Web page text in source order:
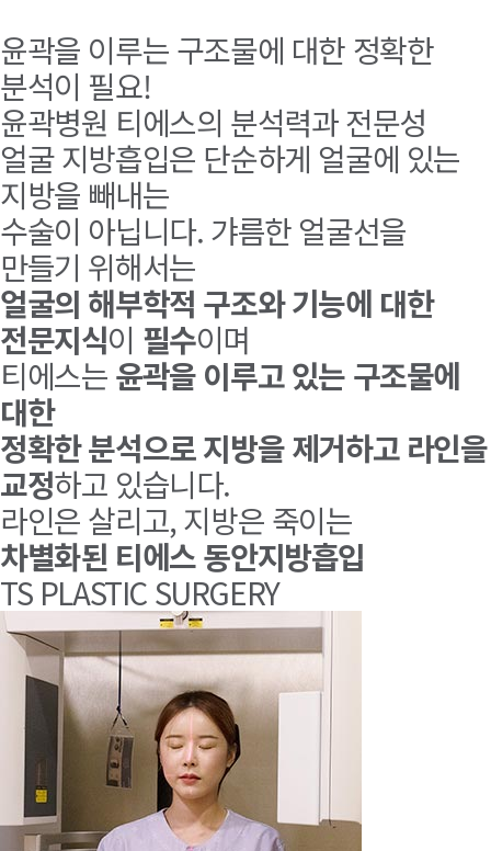
윤곽을 이루는 구조물에 대한 정확한
분석이 필요!
윤곽병원 티에스의 분석력과 전문성
얼굴 지방흡입은 단순하게 얼굴에 있는
지방을 빼내는
수술이 아닙니다. 갸름한 얼굴선을
만들기 위해서는
얼굴의 해부학적 구조와 기능에 대한
전문지식이 필수이며
티에스는 윤곽을 이루고 있는 구조물에
대한
정확한 분석으로 지방을 제거하고 라인을
교정하고 있습니다.
라인은 살리고, 지방은 죽이는
차별화된 티에스 동안지방흡입
TS PLASTIC SURGERY